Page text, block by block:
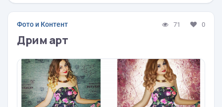
Фото и Контент 71 0
Дрим арт